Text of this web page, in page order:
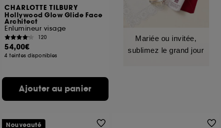
CHARLOTTE TILBURY
Hollywood Glow Glide Face
Architect
Enlumineur visage
120
54,00€
4 teintes disponibles
Ajouter au panier
Mariée ou invitée,
sublimez le grand jour
Nouveauté